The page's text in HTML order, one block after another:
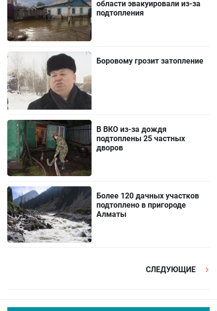
области эвакуировали из-за
подтопления
Боровому грозит затопление
В ВКО из-за дождя
подтоплены 25 частных
дворов
Более 120 дачных участков
подтоплено в пригороде
Алматы
СЛЕДУЮЩИЕ